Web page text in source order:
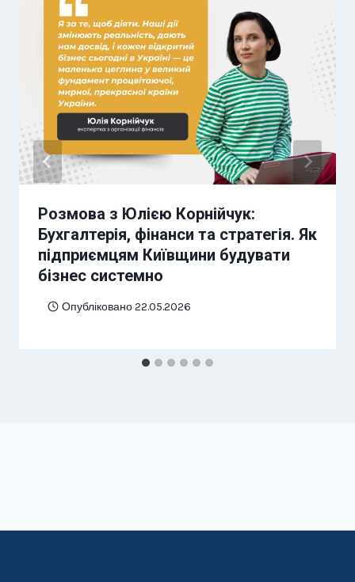
Розмова з Юлією Корнійчук:
Бухгалтерія, фінанси та стратегія. Як
підприємцям Київщини будувати
бізнес системно
Опубліковано 22.05.2026